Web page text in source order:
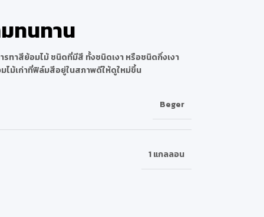
ทนทาน
รทาสีย้อมไม้ ชนิดที่มีสี ทั้งชนิดเงา หรือชนิดกึ่งเงา
ไม้เก่าที่ฟิล์มสีอยู่ในสภาพดีให้ดูใหม่ขึ้น
Beger
1 แกลลอน